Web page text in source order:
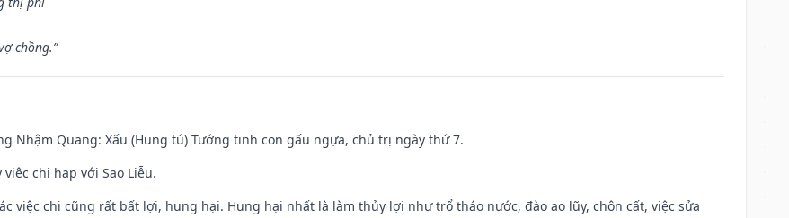
chồng.”
Nhậm Quang: Xấu (Hung tú) Tướng tinh con gấu ngựa, chủ trị ngày thứ 7.
việc chi hạp với Sao Liễu.
việc chi cũng rất bất lợi, hung hại. Hung hại nhất là làm thủy lợi như trổ tháo nước, đào ao lũy, chôn cất, việc sửa